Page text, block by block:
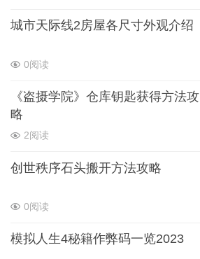
城市天际线2房屋各尺寸外观介绍
0阅读
《盗摄学院》仓库钥匙获得方法攻
略
2阅读
创世秩序石头搬开方法攻略
0阅读
模拟人生4秘籍作弊码一览2023